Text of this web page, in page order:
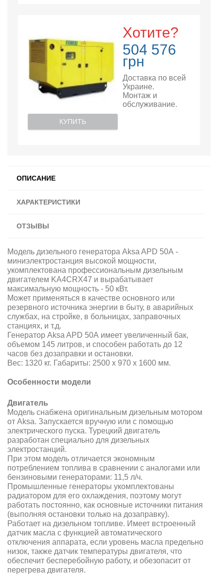
Хотите?
504 576
грн
Доставка по всей
Украине.
Монтаж и
обслуживание.
КУПИТЬ
ОПИСАНИЕ
ХАРАКТЕРИСТИКИ
ОТЗЫВЫ
Модель дизельного генератора Aksa APD 50A -
миниэлектростанция высокой мощности,
укомплектована профессиональным дизельным
двигателем KA4CRX47 и вырабатывает
максимальную мощность - 50 кВт.
Может применяться в качестве основного или
резервного источника энергии в быту, в аварийных
службах, на стройке, в больницах, заправочных
станциях, и т.д.
Генератор Aksa APD 50A имеет увеличенный бак,
объемом 145 литров, и способен работать до 12
часов без дозаправки и остановки.
Вес: 1320 кг. Габариты: 2500 х 970 х 1600 мм.
Особенности модели
Двигатель
Модель снабжена оригинальным дизельным мотором
от Aksa. Запускается вручную или с помощью
электрического пуска. Турецкий двигатель
разработан специально для дизельных
электростанций.
При этом модель отличается экономным
потреблением топлива в сравнении с аналогами или
бензиновыми генераторами: 11,5 л/ч.
Промышленные генераторы укомплектованы
радиатором для его охлаждения, поэтому могут
работать постоянно, как основные источники питания
(выполняя остановки только на дозаправку).
Работает на дизельном топливе. Имеет встроенный
датчик масла с функцией автоматического
отключения аппарата, если уровень масла предельно
низок, также датчик температуры двигателя, что
обеспечит бесперебойную работу, и обезопасит от
перегрева двигателя.